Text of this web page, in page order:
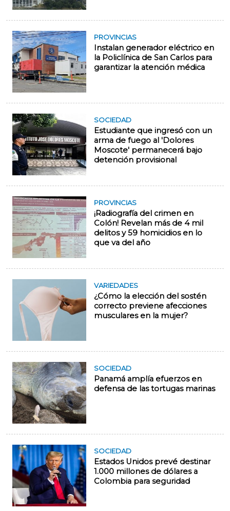
PROVINCIAS
Instalan generador eléctrico en
la Policlínica de San Carlos para
garantizar la atención médica
SOCIEDAD
Estudiante que ingresó con un
arma de fuego al 'Dolores
Moscote' permanecerá bajo
detención provisional
PROVINCIAS
¡Radiografía del crimen en
Colón! Revelan más de 4 mil
delitos y 59 homicidios en lo
que va del año
VARIEDADES
¿Cómo la elección del sostén
correcto previene afecciones
musculares en la mujer?
SOCIEDAD
Panamá amplía efuerzos en
defensa de las tortugas marinas
SOCIEDAD
Estados Unidos prevé destinar
1.000 millones de dólares a
Colombia para seguridad